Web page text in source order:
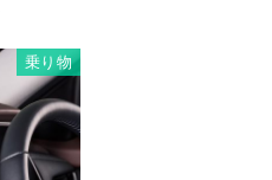
乗り物